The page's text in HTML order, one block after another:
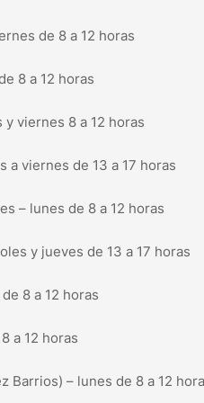
de 8 a 12 horas
8 a 12 horas
viernes 8 a 12 horas
a viernes de 13 a 17 horas
– lunes de 8 a 12 horas
y jueves de 13 a 17 horas
8 a 12 horas
a 12 horas
Barrios) – lunes de 8 a 12